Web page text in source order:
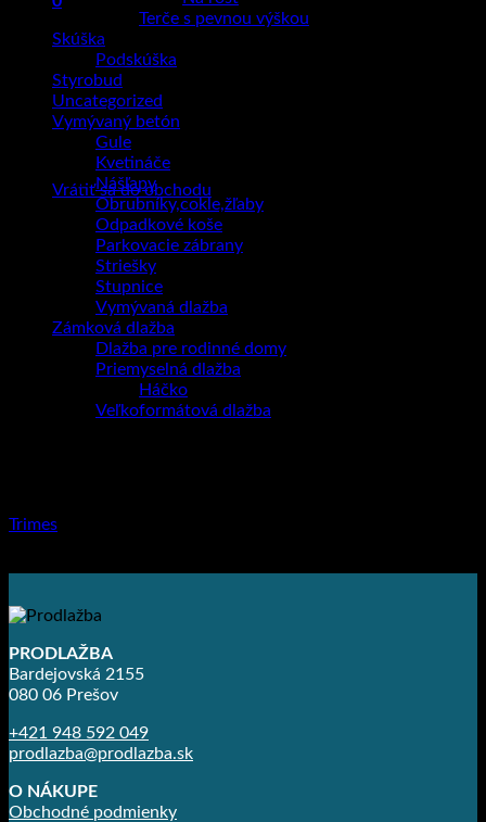
Žiadne produkty v košíku.
Vrátiť sa do obchodu
Terče s pevnou výškou
Skúška
Podskúška
Styrobud
Uncategorized
Vymývaný betón
Gule
Kvetináče
Nášľapy
Obrubníky,cokle,žľaby
Odpadkové koše
Parkovacie zábrany
Striešky
Stupnice
Vymývaná dlažba
Zámková dlažba
Dlažba pre rodinné domy
Priemyselná dlažba
Háčko
Veľkoformátová dlažba
Trimes
PRODLAŽBA
Bardejovská 2155
080 06 Prešov
+421 948 592 049
prodlazba@prodlazba.sk
O NÁKUPE
Obchodné podmienky